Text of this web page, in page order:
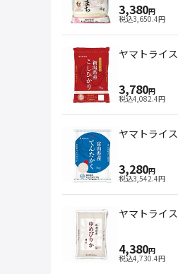
3,380円
税込3,650.4円
ヤマトライ
3,780円
税込4,082.4円
ヤマトライ
3,280円
税込3,542.4円
ヤマトライ
4,380円
税込4,730.4円